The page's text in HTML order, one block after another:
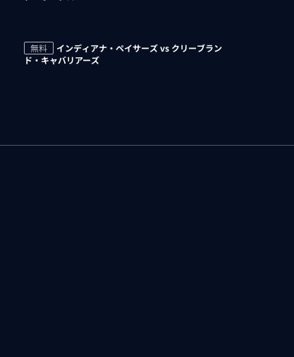
無料
インディアナ・ペイサーズ vs クリーブラン
ド・キャバリアーズ